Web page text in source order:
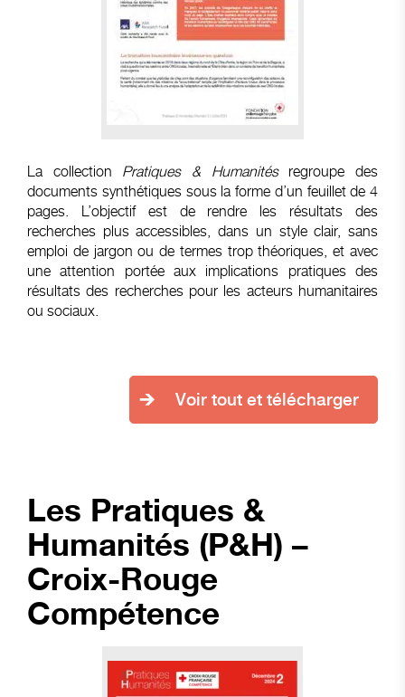
La collection Pratiques & Humanitésregroupe des
documents synthétiques sous la forme d’un feuillet de 4
pages. L’objectif est de rendre les résultats des
recherches plus accessibles, dans un style clair, sans
emploi de jargon ou de termes trop théoriques, et avec
une attention portée aux implications pratiques des
résultats des recherches pour les acteurs humanitaires
ou sociaux.
Voir tout et télécharger
Les Pratiques &
Humanités (P&H) –
Croix-Rouge
Compétence